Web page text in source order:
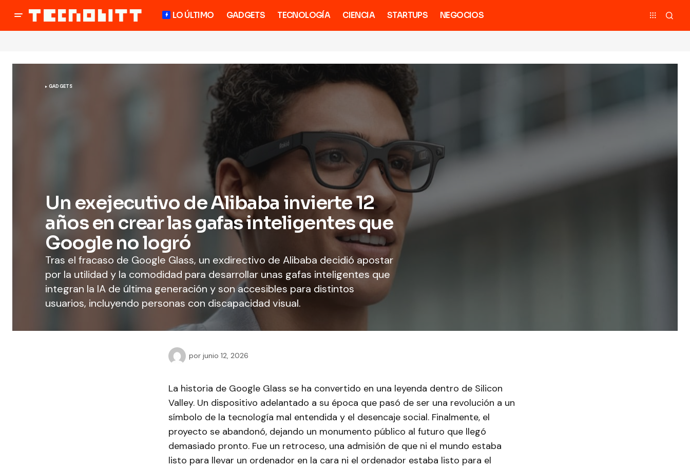
LO ÚLTIMO GADGETS TECNOLOGÍA CIENCIA STARTUPS NEGOCIOS
GADGETS
Un exejecutivo de Alibaba invierte 12
años en crear las gafas inteligentes que
Google no logró
Tras el fracaso de Google Glass, un exdirectivo de Alibaba decidió apostar
por la utilidad y la comodidad para desarrollar unas gafas inteligentes que
integran la IA de última generación y son accesibles para distintos
usuarios, incluyendo personas con discapacidad visual.
por junio 12, 2026
La historia de Google Glass se ha convertido en una leyenda dentro de Silicon
Valley. Un dispositivo adelantado a su época que pasó de ser una revolución a un
símbolo de la tecnología mal entendida y el desencaje social. Finalmente, el
proyecto se abandonó, dejando un monumento público al futuro que llegó
demasiado pronto. Fue un retroceso, una admisión de que ni el mundo estaba
listo para llevar un ordenador en la cara ni el ordenador estaba listo para el